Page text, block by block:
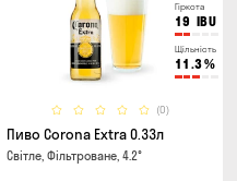
Гіркота
19 IBU
Щільність
11.3%
(0)
Пиво Corona Extra 0.33л
Світле, Фільтроване, 4.2°